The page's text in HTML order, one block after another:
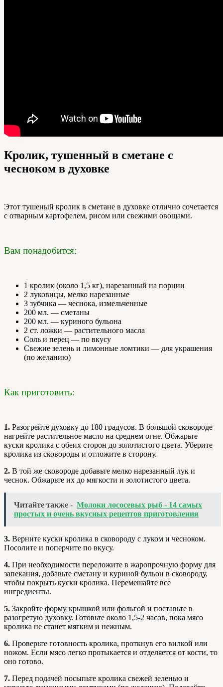
Кролик, тушенный в сметане с
чесноком в духовке
Этот тушеный кролик в сметане в духовке отлично сочетается
с отварным картофелем, рисом или свежими овощами.
Вам понадобится:
1 кролик (около 1,5 кг), нарезанный на порции
2 луковицы, мелко нарезанные
3 зубчика — чеснока, измельченные
200 мл. — сметаны
200 мл. — куриного бульона
2 ст. ложки — растительного масла
Соль и перец — по вкусу
Свежие зелень и лимонные ломтики — для украшения
(по желанию)
Как приготовить:
1. Разогрейте духовку до 180 градусов. В большой сковороде
нагрейте растительное масло на среднем огне. Обжарьте
куски кролика с обеих сторон до золотистого цвета. Уберите
кролика из сковороды и отложите в сторону.
2. В той же сковороде добавьте мелко нарезанный лук и
чеснок. Обжарьте их до мягкости и золотистого цвета.
Читайте также - Молоки лососевых рыб - 14 самых
простых и очень вкусных рецептов приготовления
3. Верните куски кролика в сковороду с луком и чесноком.
Посолите и поперчите по вкусу.
4. При необходимости переложите в жаропрочную форму для
запекания, добавьте сметану и куриной бульон в сковороду,
чтобы покрыть куски кролика. Перемешайте все
ингредиенты.
5. Закройте форму крышкой или фольгой и поставьте в
разогретую духовку. Готовьте около 1,5-2 часов, пока мясо
кролика не станет мягким и нежным.
6. Проверьте готовность кролика, проткнув его вилкой или
ножом. Если мясо легко протыкается и отделяется от кости, то
оно готово.
7. Перед подачей посыпьте кролика свежей зеленью и